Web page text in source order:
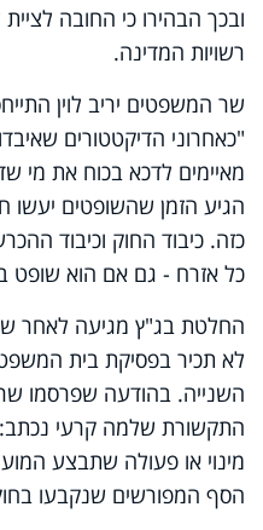
ובכך הבהירו כי החובה
רשויות המדינה.
"כאחרוני הדיקטטורים
מאיימים לדכא בכוח את מי
הגיע הזמן שהשופטים יעשו
כזה. כיבוד החוק וכיבוד
כל אזרח - גם אם הוא שופט
החלטת בג"ץ מגיעה לאחר
לא תכיר בפסיקת בית
השנייה. בהודעה שפרסמו
התקשורת שלמה קרעי
מינוי או פעולה שתבצע
הסף המפורשים שנקבעו